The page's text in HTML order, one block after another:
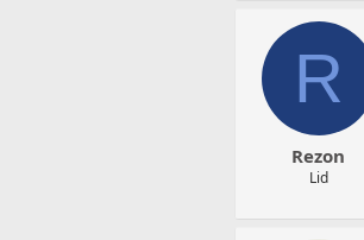
R
Rezon
Lid